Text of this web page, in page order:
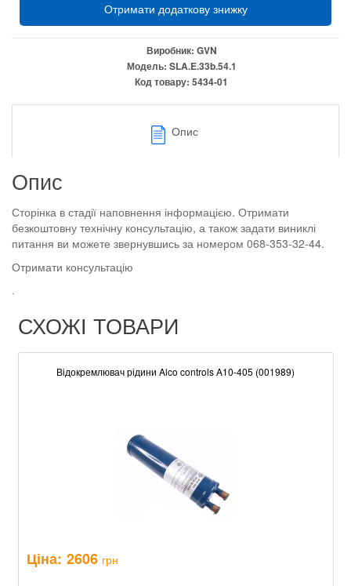
Отримати додаткову знижку
Виробник: GVN
Модель: SLA.E.33b.54.1
Код товару: 5434-01
Опис
Опис
Сторінка в стадії наповнення інформацією. Отримати
безкоштовну технічну консультацію, а також задати виниклі
питання ви можете звернувшись за номером 068-353-32-44.
Отримати консультацію
.
СХОЖІ ТОВАРИ
Відокремлювач рідини Alco controls A10-405 (001989)
Ціна: 2606 грн